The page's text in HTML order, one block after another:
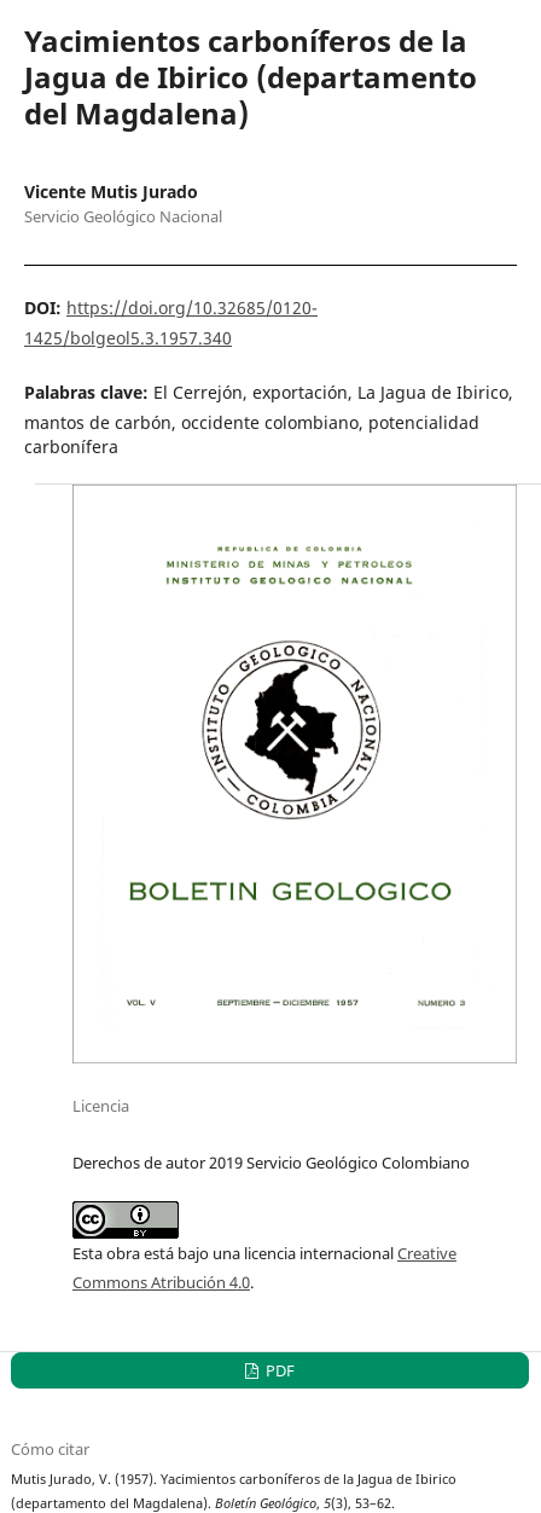
Yacimientos carboníferos de la
Jagua de Ibirico (departamento
del Magdalena)
Vicente Mutis Jurado
Servicio Geológico Nacional
DOI: https://doi.org/10.32685/0120-
1425/bolgeol5.3.1957.340
Palabras clave: El Cerrejón, exportación, La Jagua de Ibirico,
mantos de carbón, occidente colombiano, potencialidad
carbonífera
Licencia
Derechos de autor 2019 Servicio Geológico Colombiano
Esta obra está bajo una licencia internacionalCreative
Commons Atribución 4.0.
PDF
Cómo citar
Mutis Jurado, V. (1957). Yacimientos carboníferos de la Jagua de Ibirico
(departamento del Magdalena).Boletín Geológico,5(3), 53–62.